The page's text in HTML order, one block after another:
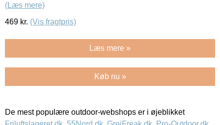
(Læs mere)
469 kr. (Vis fragtpris)
Læs mere »
Køb nu »
De mest populære outdoor-webshops er i øjeblikket